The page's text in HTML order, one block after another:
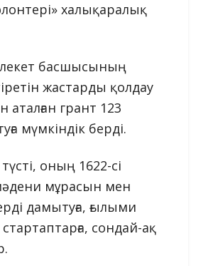
халықаралық
басшысының
жастарды қолдау
грант 123
мүмкіндік берді.
оның 1622-сі
мұрасын мен
дамытуға, ғылыми
сондай-ақ